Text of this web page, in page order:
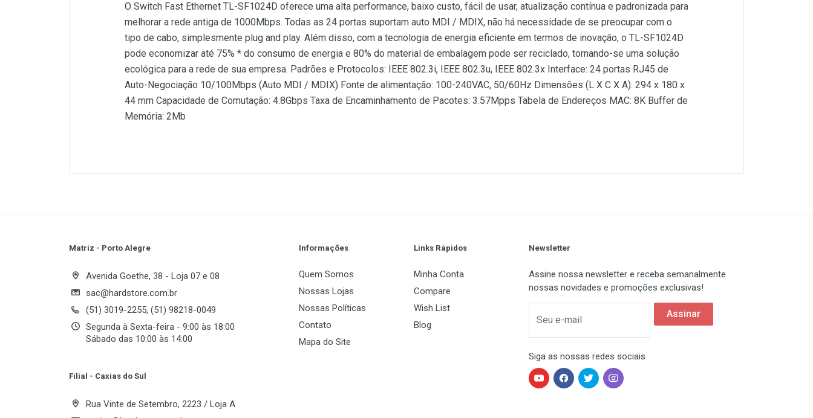
O Switch Fast Ethernet TL-SF1024D oferece uma alta performance, baixo custo, fácil de usar, atualização contínua e padronizada para
melhorar a rede antiga de 1000Mbps. Todas as 24 portas suportam auto MDI / MDIX, não há necessidade de se preocupar com o
tipo de cabo, simplesmente plug and play. Além disso, com a tecnologia de energia eficiente em termos de inovação, o TL-SF1024D
pode economizar até 75% * do consumo de energia e 80% do material de embalagem pode ser reciclado, tornando-se uma solução
ecológica para a rede de sua empresa. Padrões e Protocolos: IEEE 802.3i, IEEE 802.3u, IEEE 802.3x Interface: 24 portas RJ45 de
Auto-Negociação 10/100Mbps (Auto MDI / MDIX) Fonte de alimentação: 100-240VAC, 50/60Hz Dimensões (L X C X A): 294 x 180 x
44 mm Capacidade de Comutação: 4.8Gbps Taxa de Encaminhamento de Pacotes: 3.57Mpps Tabela de Endereços MAC: 8K Buffer de
Memória: 2Mb
Memória: 2Mb
Review Stars Email Address
Matriz - Porto Alegre
Avenida Goethe, 38 - Loja 07 e 08
sac@hardstore.com.br
(51) 3019-2255, (51) 98218-0049
Segunda à Sexta-feira - 9:00 às 18:00
Sábado das 10:00 às 14:00
Filial - Caxias do Sul
Rua Vinte de Setembro, 2223 / Loja A
Informações
Quem Somos
Nossas Lojas
Nossas Políticas
Contato
Mapa do Site
Links Rápidos
Minha Conta
Compare
Wish List
Blog
Newsletter
Assine nossa newsletter e receba semanalmente
nossas novidades e promoções exclusivas!
Seu e-mail
Assinar
Siga as nossas redes sociais